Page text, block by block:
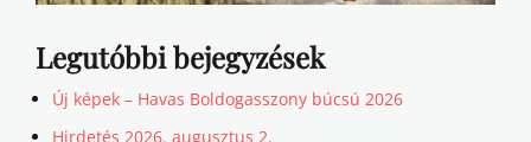
Legutóbbi bejegyzések
Új képek – Havas Boldogasszony búcsú 2026
Hirdetés 2026. augusztus 2.